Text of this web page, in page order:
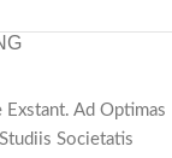
Exstant. Ad Optimas
Societatis